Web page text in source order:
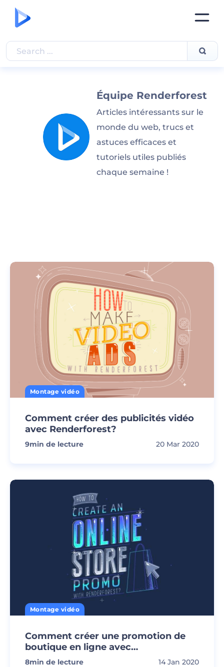
Équipe Renderforest
Articles intéressants sur le
monde du web, trucs et
astuces efficaces et
tutoriels utiles publiés
chaque semaine !
Montage vidéo
Comment créer des publicités vidéo
avec Renderforest?
9min de lecture 20 Mar 2020
Montage vidéo
Comment créer une promotion de
boutique en ligne avec
Renderforest?
8min de lecture 14 Jan 2020